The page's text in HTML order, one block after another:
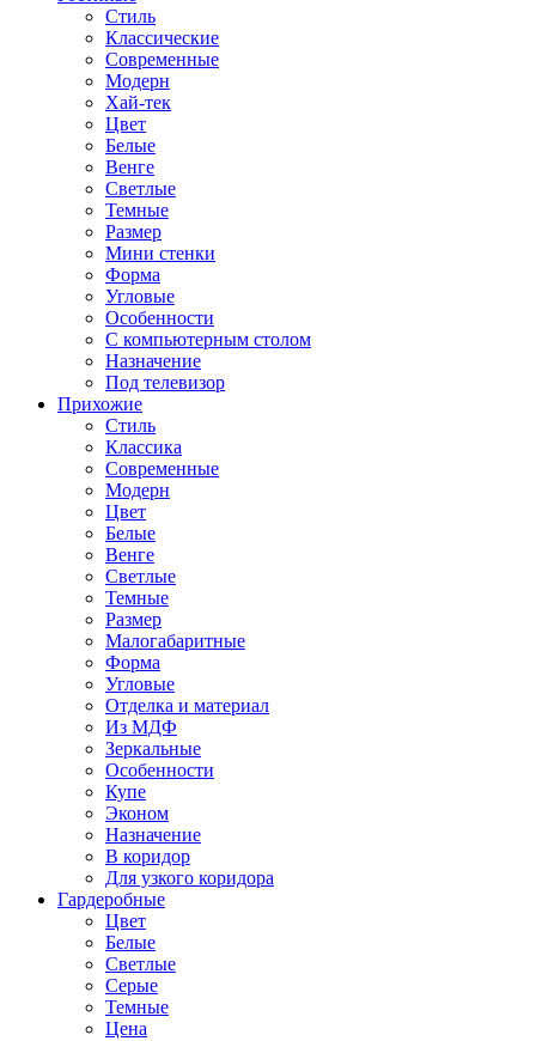
Стиль
Классические
Современные
Модерн
Хай-тек
Цвет
Белые
Венге
Светлые
Темные
Размер
Мини стенки
Форма
Угловые
Особенности
С компьютерным столом
Назначение
Под телевизор
Прихожие
Стиль
Классика
Современные
Модерн
Цвет
Белые
Венге
Светлые
Темные
Размер
Малогабаритные
Форма
Угловые
Отделка и материал
Из МДФ
Зеркальные
Особенности
Купе
Эконом
Назначение
В коридор
Для узкого коридора
Гардеробные
Цвет
Белые
Светлые
Серые
Темные
Цена